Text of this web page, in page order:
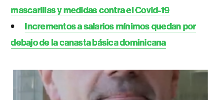
mascarillas y medidas contra el Covid-19
Incrementos a salarios mínimos quedan por
debajo de la canasta básica dominicana